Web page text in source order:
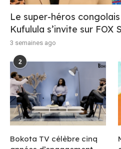
Le super-héros
Kufulula s’invite sur FOX
3 semaines ago
2
Bokota TV célèbre cinq